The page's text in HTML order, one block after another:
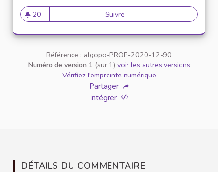
20
20 abonnés
Suivre Un podcast pour
Référence : algopo-PROP-2020-12-90
Numéro de version 1 (sur 1) voir les autres versions
Vérifiez l'empreinte numérique
Partager
Intégrer
DÉTAILS DU COMMENTAIRE